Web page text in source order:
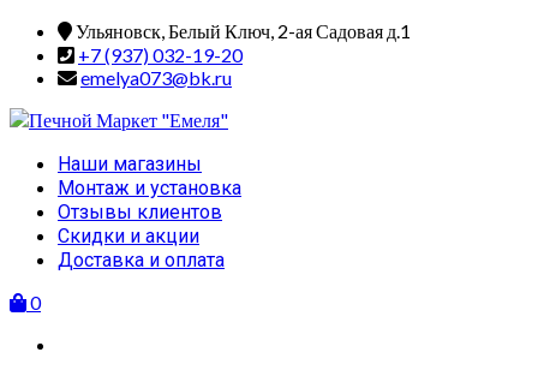
Skip
content
Ульяновск, Белый Ключ, 2-ая Садовая д.1
+7 (937) 032-19-20
emelya073@bk.ru
Primary
Menu
Наши магазины
Монтаж и установка
Отзывы клиентов
Скидки и акции
Доставка и оплата
0